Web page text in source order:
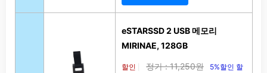
eSTARSSD 2 USB 메모리
MIRINAE, 128GB
할인 정가 : 11,250원
5%할인 할